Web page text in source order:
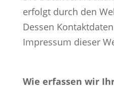
erfolgt durch den
Dessen
Impressum dieser
Wie erfassen wir